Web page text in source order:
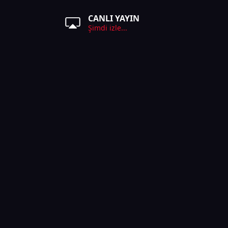
CANLI YAYIN
Şimdi izle...